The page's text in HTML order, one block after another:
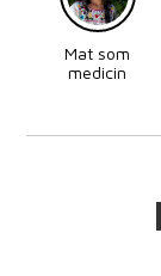
Mat som
medicin